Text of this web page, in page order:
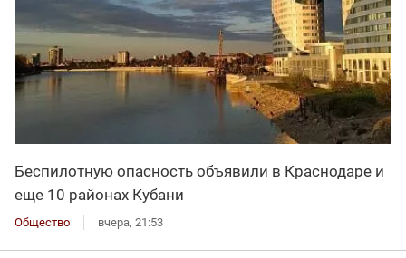
Беспилотную опасность объявили в Краснодаре и
еще 10 районах Кубани
Общество вчера, 21:53